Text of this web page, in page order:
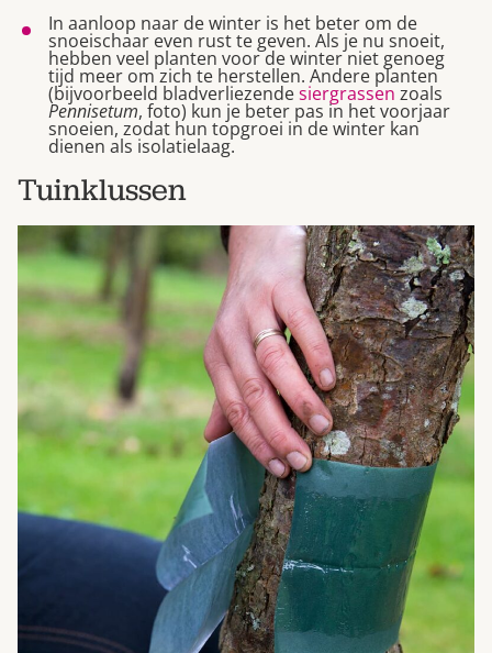
In aanloop naar de winter is het beter om de
snoeischaar even rust te geven. Als je nu snoeit,
hebben veel planten voor de winter niet genoeg
tijd meer om zich te herstellen. Andere planten
(bijvoorbeeld bladverliezendesiergrassen zoals
Pennisetum, foto) kun je beter pas in het voorjaar
snoeien, zodat hun topgroei in de winter kan
dienen als isolatielaag.
Tuinklussen